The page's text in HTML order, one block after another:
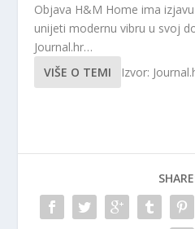
Objava H&M Home ima
unijeti modernu vibru u svoj
Journal.hr…
VIŠE O TEMI
Izvor: